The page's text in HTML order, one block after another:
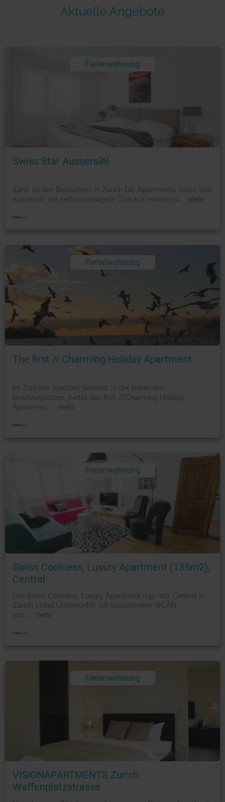
Aktuelle Angebote
Ferienwohnung
Foto: © booking.com
Swiss Star Aussersihl
Zählt zu den Bestsellern in Zürich Die Apartments Swiss Star
Aussersihl mit selbstständigem Check-in erwarten
mehr
Ferienwohnung
Foto: © booking.com
The first // Charming Holiday Apartment
Im Züricher Stadtteil Seefeld, in der Nähe des
Bellevueplatzes, bietet das first ///Charming Holiday
Apartment
mehr
Ferienwohnung
Foto: © booking.com
Swiss Coolness, Luxury Apartment (135m2),
Central
Das Swiss Coolness, Luxury Apartment (135 m2), Central in
Zürich bietet Unterkünfte mit kostenfreiem WLAN,
300
mehr
Ferienwohnung
Foto: © booking.com
VISIONAPARTMENTS Zurich
Waffenplatzstrasse